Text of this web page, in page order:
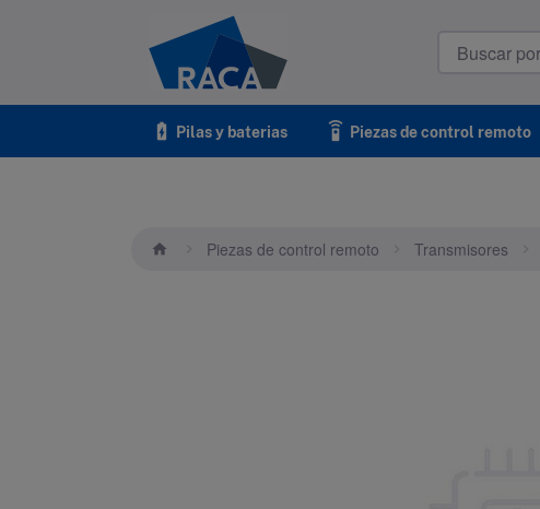
Raca
battery_charging_full Pilas y baterias settings_remote Piezas de control remoto
home Piezas de control remoto Transmisores